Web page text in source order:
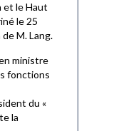
et le Haut
le 25
M. Lang.
ministre
fonctions
du «
la